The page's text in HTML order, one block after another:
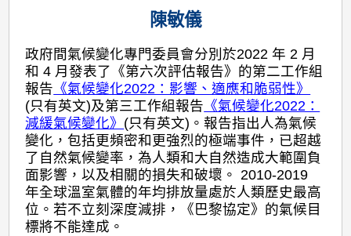
陳敏儀
政府間氣候變化專門委員會分別於2022 年 2 月
和 4 月發表了《第六次評估報告》的第二工作組
報告 《氣候變化2022：影響、適應和脆弱性》
(只有英文)及第三工作組報告 《氣候變化2022：
減緩氣候變化》 (只有英文)。報告指出人為氣候
變化，包括更頻密和更強烈的極端事件，已超越
了自然氣候變率，為人類和大自然造成大範圍負
面影響，以及相關的損失和破壞。 2010-2019
年全球溫室氣體的年均排放量處於人類歷史最高
位。若不立刻深度減排，《巴黎協定》的氣候目
標將不能達成。